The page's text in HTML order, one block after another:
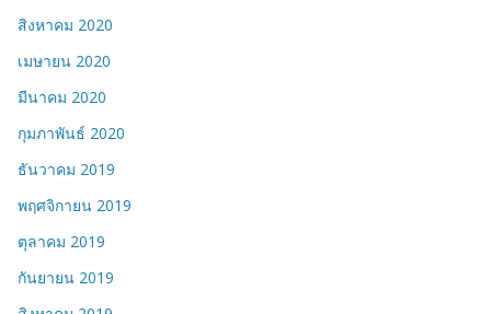
สิงหาคม 2020
เมษายน 2020
มีนาคม 2020
กุมภาพันธ์ 2020
ธันวาคม 2019
พฤศจิกายน 2019
ตุลาคม 2019
กันยายน 2019